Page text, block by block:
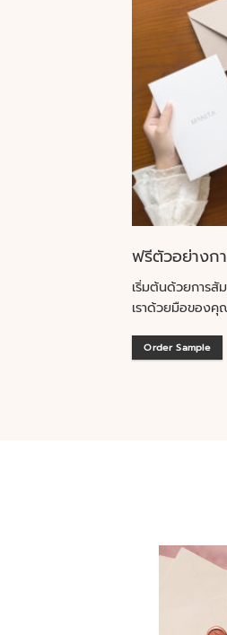
ฟรีตัวอย่างก
เริ่มต้นด้วยการ
เราด้วยมือของคุ
Order Sample